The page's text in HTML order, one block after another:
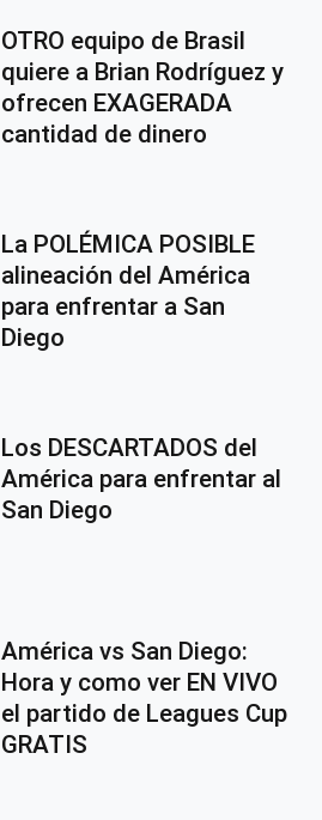
OTRO equipo de Brasil
quiere a Brian Rodríguez y
ofrecen EXAGERADA
cantidad de dinero
La POLÉMICA POSIBLE
alineación del América
para enfrentar a San
Diego
Los DESCARTADOS del
América para enfrentar al
San Diego
América vs San Diego:
Hora y como ver EN VIVO
el partido de Leagues Cup
GRATIS